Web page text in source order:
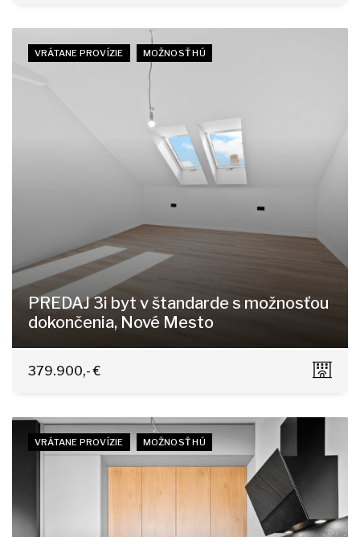
VRÁTANE PROVÍZIE MOŽNOSŤ HÚ
PREDAJ 3i byt v štandarde s možnosťou
dokončenia, Nové Mesto
Trnavská cesta, Bratislava - Nové Mesto
379.900,- €
VRÁTANE PROVÍZIE MOŽNOSŤ HÚ